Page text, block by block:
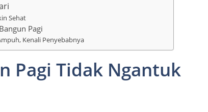
Sehat
Pagi
Kenali Penyebabnya
Pagi Tidak Ngantuk